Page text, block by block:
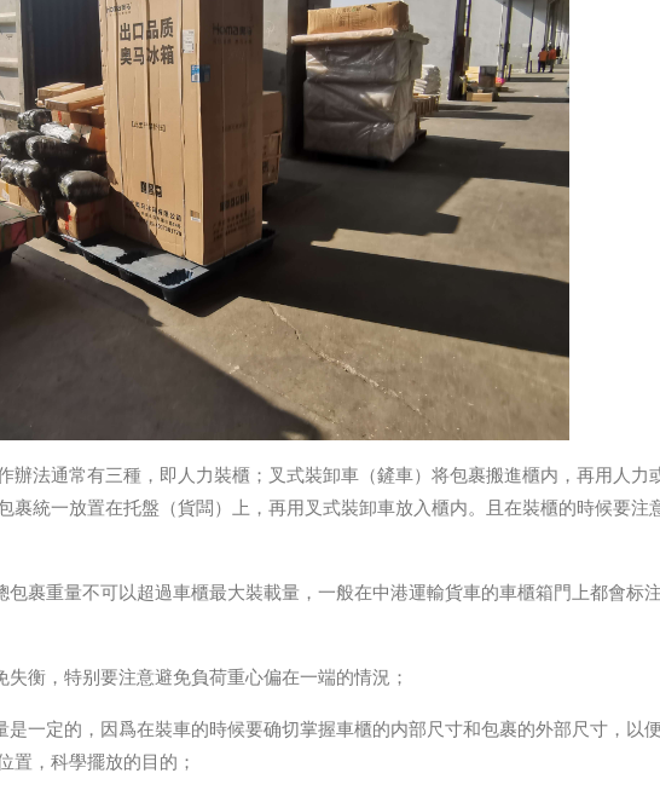
辦法通常有三種，即人力裝櫃；叉式裝卸車（鏟車）将包裹搬進櫃内，再用人力
裹統一放置在托盤（貨闆）上，再用叉式裝卸車放入櫃内。且在裝櫃的時候要注
包裹重量不可以超過車櫃最大裝載量，一般在中港運輸貨車的車櫃箱門上都會标
衡，特别要注意避免負荷重心偏在一端的情況；
是一定的，因爲在裝車的時候要确切掌握車櫃的内部尺寸和包裹的外部尺寸，以
置，科學擺放的目的；